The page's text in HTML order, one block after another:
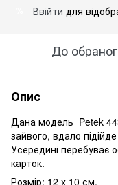
Ввійти для
До
Опис
Дана модель Petek
зайвого, вдало
Усередині перебуває
карток.
Розмір: 12 х 10 см.